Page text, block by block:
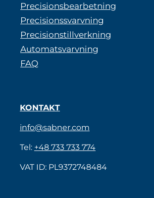
Precisionsbearbetning
Precisionssvarvning
Precisionstillverkning
Automatsvarvning
FAQ
KONTAKT
info@sabner.com
Tel: +48 733 733 774
VAT ID: PL9372748484